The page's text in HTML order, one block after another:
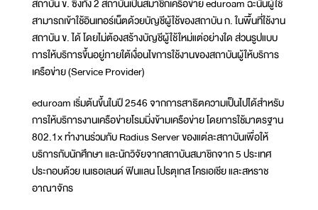
สถาบัน ข. ซึ่งทั้ง 2 สถาบันเป็นสมาชิกเครือข่าย eduroam ฉะนั้นผู้ใช้
สามารถเข้าใช้อินเทอร์เน็ตด้วยบัญชีผู้ใช้ของสถาบัน ก. ในพื้นที่ใช้งาน
สถาบัน ข. ได้ โดยไม่ต้องสร้างบัญชีผู้ใช้ใหม่แต่อย่างใด ส่วนรูปแบบ
การให้บริการขึ้นอยู่ภายใต้เงื่อนไขการใช้งานของสถาบันผู้ให้บริการ
เครือข่าย (Service Provider)
eduroam เริ่มต้นขึ้นในปี 2546 จากการสาธิตความเป็นไปได้สำหรับ
การให้บริการงานเครือข่ายโรมมิ่งข้ามเครือข่าย โดยการใช้มาตรฐาน
802.1x ทำงานร่วมกับ Radius Server ของแต่ละสถาบันเพื่อให้
บริการกับนักศึกษา และนักวิจัยจากสถาบันสมาชิกจาก 5 ประเทศ
ประกอบด้วย เนเธอเลนด์ ฟินแลน โปรตุเกส โครเอเชีย และสหราช
อาณาจักร